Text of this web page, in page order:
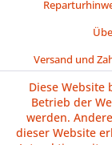
Versand und
Diese Website
Betrieb der
werden.
dieser Website